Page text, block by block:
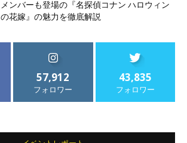
メンバーも登場の『名探偵コナン ハロウィン
の花嫁』の魅力を徹底解説
57,912
フォロワー
43,835
フォロワー